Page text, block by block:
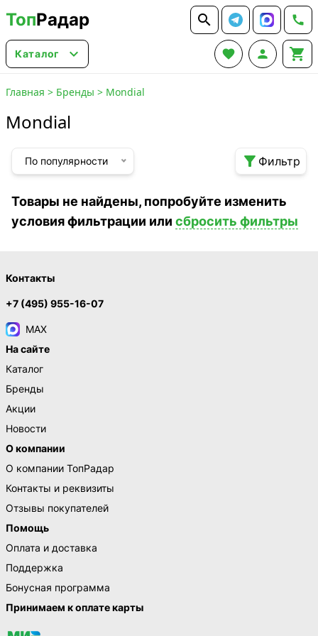
ТопРадар  
Каталог    
Главная > Бренды > Mondial
Mondial
По популярности  Фильтр
Товары не найдены, попробуйте изменить
условия фильтрации или сбросить фильтры
Контакты
+7 (495) 955-16-07
MAX
На сайте
Каталог
Бренды
Акции
Новости
О компании
О компании ТопРадар
Контакты и реквизиты
Отзывы покупателей
Помощь
Оплата и доставка
Поддержка
Бонусная программа
Принимаем к оплате карты